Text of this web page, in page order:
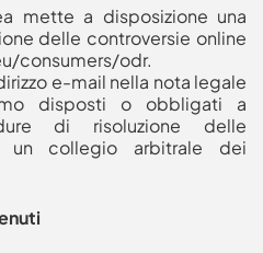
mette a disposizione una
delle controversie online
consumers/odr.
e-mail nella nota legale
disposti o obbligati a
di risoluzione delle
un collegio arbitrale dei